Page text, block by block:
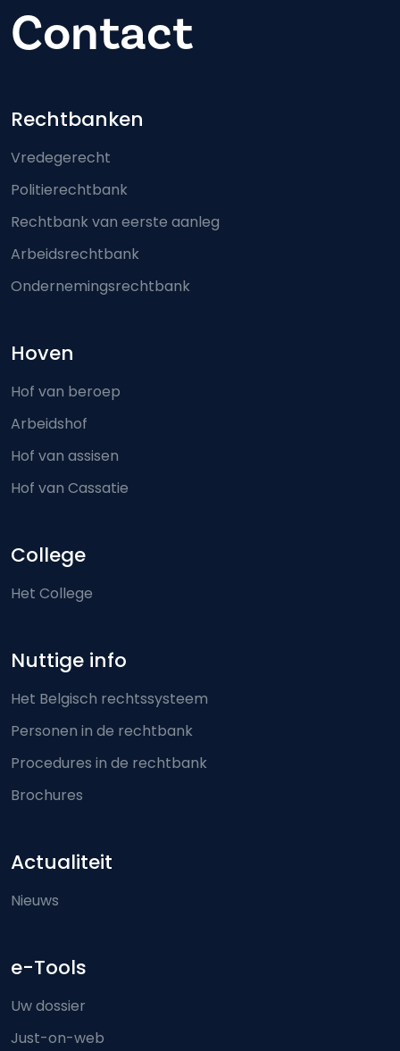
Contact
Footer-menu
Rechtbanken
Vredegerecht
Politierechtbank
Rechtbank van eerste aanleg
Arbeidsrechtbank
Ondernemingsrechtbank
Hoven
Hof van beroep
Arbeidshof
Hof van assisen
Hof van Cassatie
College
Het College
Nuttige info
Het Belgisch rechtssysteem
Personen in de rechtbank
Procedures in de rechtbank
Brochures
Actualiteit
Nieuws
e-Tools
Uw dossier
Just-on-web